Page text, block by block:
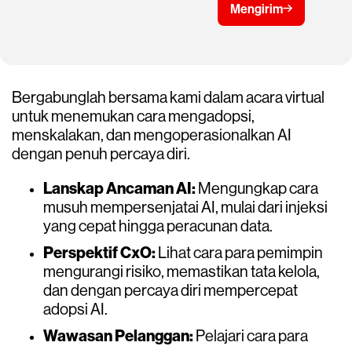
Mengirim
Bergabunglah bersama kami dalam acara virtual
untuk menemukan cara mengadopsi,
menskalakan, dan mengoperasionalkan AI
dengan penuh percaya diri.
Lanskap Ancaman AI: Mengungkap cara
musuh mempersenjatai AI, mulai dari injeksi
yang cepat hingga peracunan data.
Perspektif CxO: Lihat cara para pemimpin
mengurangi risiko, memastikan tata kelola,
dan dengan percaya diri mempercepat
adopsi AI.
Wawasan Pelanggan: Pelajari cara para